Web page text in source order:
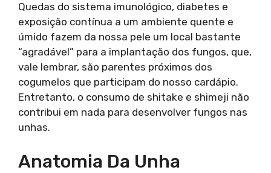
Quedas do sistema imunológico, diabetes e
exposição contínua a um ambiente quente e
úmido fazem da nossa pele um local bastante
“agradável” para a implantação dos fungos, que,
vale lembrar, são parentes próximos dos
cogumelos que participam do nosso cardápio.
Entretanto, o consumo de shitake e shimeji não
contribui em nada para desenvolver fungos nas
unhas.
Anatomia Da Unha